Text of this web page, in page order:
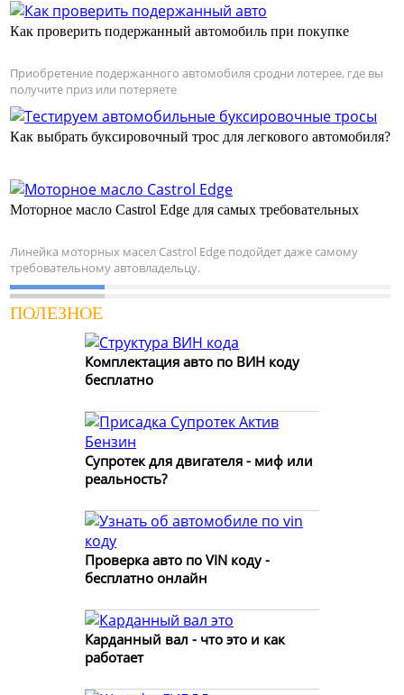
Как проверить подержанный автомобиль при покупке
Приобретение подержанного автомобиля сродни лотерее, где вы
получите приз или потеряете
Как выбрать буксировочный трос для легкового автомобиля?
Моторное масло Castrol Edge для самых требовательных
Линейка моторных масел Castrol Edge подойдет даже самому
требовательному автовладельцу.
ПОЛЕЗНОЕ
Комплектация авто по ВИН коду
бесплатно
Супротек для двигателя - миф или
реальность?
Проверка авто по VIN коду -
бесплатно онлайн
Карданный вал - что это и как
работает